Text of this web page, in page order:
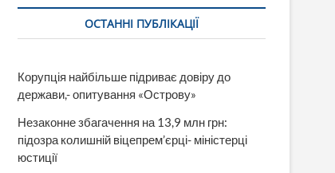
ОСТАННІ ПУБЛІКАЦІЇ
Корупція найбільше підриває довіру до
держави,- опитування «Острову»
Незаконне збагачення на 13,9 млн грн:
підозра колишній віцепрем’єрці- міністерці
юстиції